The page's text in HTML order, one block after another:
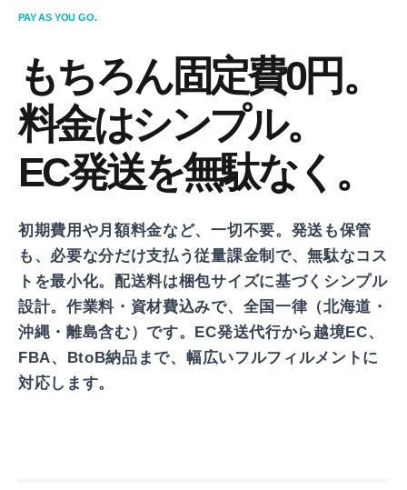
PAY AS YOU GO.
もちろん固定費0円。
料金はシンプル。
EC発送を無駄なく。
初期費用や月額料金など、一切不要。 発送も保管
も、必要な分だけ支払う従量課金制で、無駄なコス
トを最小化。配送料は梱包サイズに基づくシンプル
設計。作業料・資材費込みで、全国一律（北海道・
沖縄・離島含む）です。 EC発送代行から越境EC、
FBA、BtoB納品まで、幅広いフルフィルメントに
対応します。